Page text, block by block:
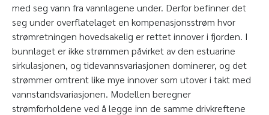
med seg vann fra vannlagene under. Derfor befinner det
seg under overflatelaget en kompenasjonsstrøm hvor
strømretningen hovedsakelig er rettet innover i fjorden. I
bunnlaget er ikke strømmen påvirket av den estuarine
sirkulasjonen, og tidevannsvariasjonen dominerer, og det
strømmer omtrent like mye innover som utover i takt med
vannstandsvariasjonen. Modellen beregner
strømforholdene ved å legge inn de samme drivkreftene